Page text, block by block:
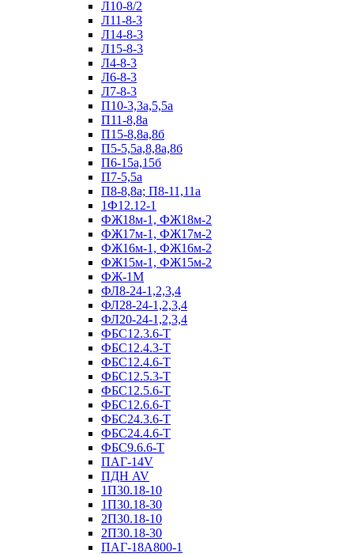
Л10-8/2
Л11-8-3
Л14-8-3
Л15-8-3
Л4-8-3
Л6-8-3
Л7-8-3
П10-3,3а,5,5а
П11-8,8а
П15-8,8а,8б
П5-5,5а,8,8а,8б
П6-15а,15б
П7-5,5а
П8-8,8а; П8-11,11а
1Ф12.12-1
ФЖ18м-1, ФЖ18м-2
ФЖ17м-1, ФЖ17м-2
ФЖ16м-1, ФЖ16м-2
ФЖ15м-1, ФЖ15м-2
ФЖ-1М
ФЛ8-24-1,2,3,4
ФЛ28-24-1,2,3,4
ФЛ20-24-1,2,3,4
ФБС12.3.6-Т
ФБС12.4.3-Т
ФБС12.4.6-Т
ФБС12.5.3-Т
ФБС12.5.6-Т
ФБС12.6.6-Т
ФБС24.3.6-Т
ФБС24.4.6-Т
ФБС9.6.6-Т
ПАГ-14V
ПДН AV
1П30.18-10
1П30.18-30
2П30.18-10
2П30.18-30
ПАГ-18А800-1